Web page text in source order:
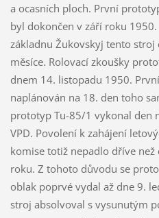
a ocasních ploch. První
byl dokončen v září roku
základnu Žukovskyj tento
měsíce. Rolovací zkoušky
dnem 14. listopadu 1950.
naplánován na 18. den toho
prototyp Tu-85/1 vykonal den
VPD. Povolení k zahájení
komise totiž nepadlo dříve
roku. Z tohoto důvodu se
oblak poprvé vydal až dne 9.
stroj absolvoval s vysunutým